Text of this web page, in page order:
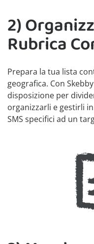
2)
Rubrica
Prepara la tua lista
geografica. Con
disposizione per
organizzarli e gestirli
SMS specifici ad un